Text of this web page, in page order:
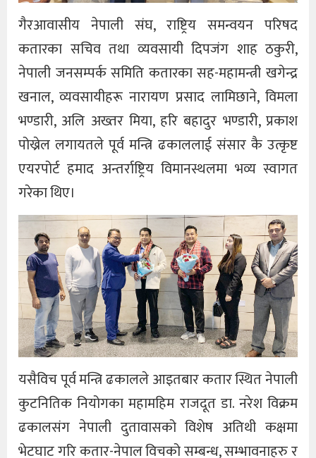
गैरआवासीय नेपाली संघ, राष्ट्रिय समन्वयन परिषद
कतारका सचिव तथा व्यवसायी दिपजंग शाह ठकुरी,
नेपाली जनसम्पर्क समिति कतारका सह-महामन्त्री खगेन्द्र
खनाल, व्यवसायीहरू नारायण प्रसाद लामिछाने, विमला
भण्डारी, अलि अख्तर मिया, हरि बहादुर भण्डारी, प्रकाश
पोख्रेल लगायतले पूर्व मन्त्रि ढकाललाई संसार कै उत्कृष्ट
एयरपोर्ट हमाद अन्तर्राष्ट्रिय विमानस्थलमा भव्य स्वागत
गरेका थिए।
यसैविच पूर्व मन्त्रि ढकालले आइतबार कतार स्थित नेपाली
कुटनितिक नियोगका महामहिम राजदूत डा. नरेश विक्रम
ढकालसंग नेपाली दुतावासको विशेष अतिथी कक्षमा
भेटघाट गरि कतार-नेपाल विचको सम्बन्ध, सम्भावनाहरु र